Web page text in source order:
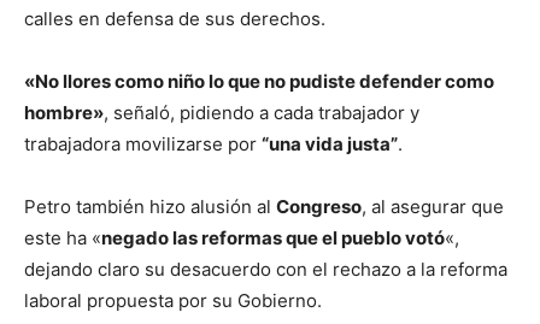
calles en defensa de sus derechos.
«No llores como niño lo que no pudiste defender como
hombre», señaló, pidiendo a cada trabajador y
trabajadora movilizarse por “una vida justa”.
Petro también hizo alusión al Congreso, al asegurar que
este ha «negado las reformas que el pueblo votó«,
dejando claro su desacuerdo con el rechazo a la reforma
laboral propuesta por su Gobierno.